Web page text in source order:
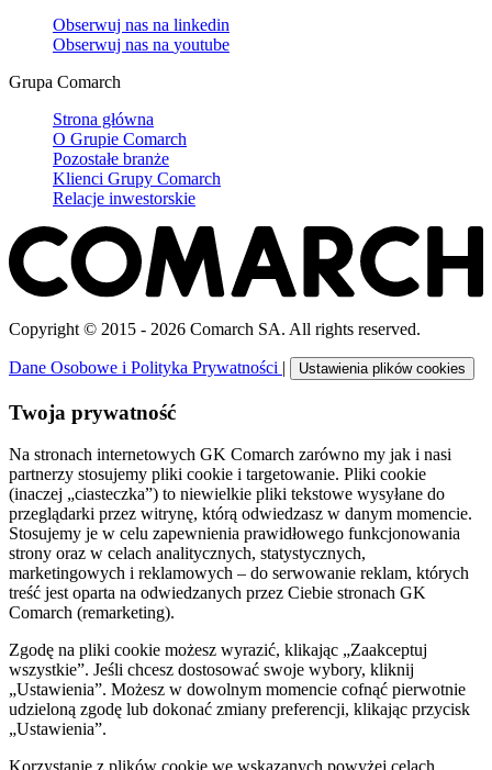
Obserwuj nas na linkedin
Obserwuj nas na youtube
Grupa Comarch
Strona główna
O Grupie Comarch
Pozostałe branże
Klienci Grupy Comarch
Relacje inwestorskie
Copyright © 2015 - 2026 Comarch SA. All rights reserved.
Dane Osobowe i Polityka Prywatności | Ustawienia plików cookies
Twoja prywatność
Na stronach internetowych GK Comarch zarówno my jak i nasi
partnerzy stosujemy pliki cookie i targetowanie. Pliki cookie
(inaczej „ciasteczka”) to niewielkie pliki tekstowe wysyłane do
przeglądarki przez witrynę, którą odwiedzasz w danym momencie.
Stosujemy je w celu zapewnienia prawidłowego funkcjonowania
strony oraz w celach analitycznych, statystycznych,
marketingowych i reklamowych – do serwowanie reklam, których
treść jest oparta na odwiedzanych przez Ciebie stronach GK
Comarch (remarketing).
Zgodę na pliki cookie możesz wyrazić, klikając „Zaakceptuj
wszystkie”. Jeśli chcesz dostosować swoje wybory, kliknij
„Ustawienia”. Możesz w dowolnym momencie cofnąć pierwotnie
udzieloną zgodę lub dokonać zmiany preferencji, klikając przycisk
„Ustawienia”.